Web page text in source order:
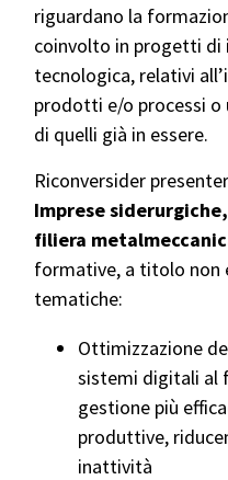
riguardano la
coinvolto in progetti di
tecnologica, relativi
prodotti e/o processi
di quelli già in essere.
Riconversider
Imprese
filiera
formative, a titolo non
tematiche:
Ottimizzazione
sistemi digitali al
gestione più
produttive,
inattività